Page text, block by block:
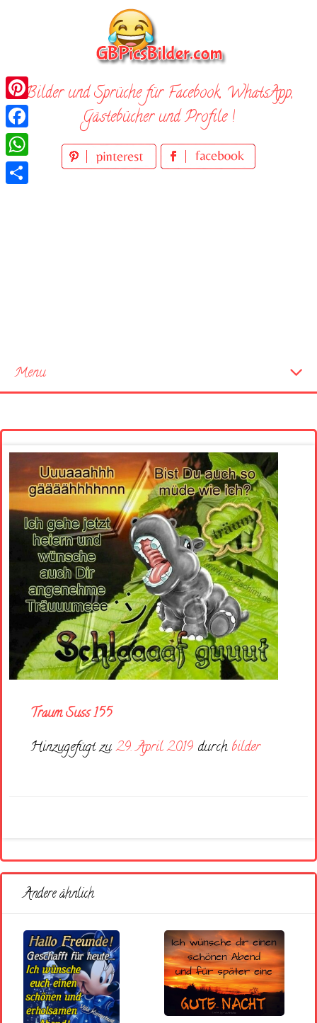
Bilder und Sprüche für Facebook, WhatsApp,
Gästebücher und Profile !
Menu
Traum Suss 155
Hinzugefügt zu29. April 2019 durch bilder
Andere ähnlich
Pinterest
Facebook
WhatsApp